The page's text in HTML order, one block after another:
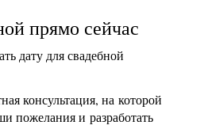
прямо сейчас
дату для свадебной
консультация, на которой
пожелания и разработать